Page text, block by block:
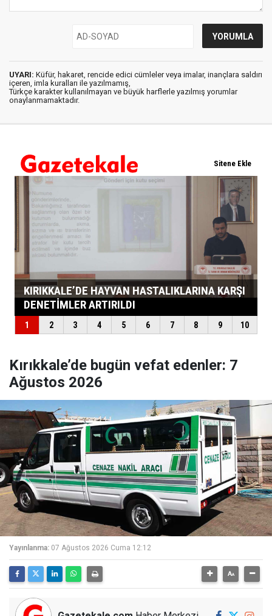
UYARI: Küfür, hakaret, rencide edici cümleler veya imalar, inançlara saldırı
içeren, imla kuralları ile yazılmamış,
Türkçe karakter kullanılmayan ve büyük harflerle yazılmış yorumlar
onaylanmamaktadır.
Kırıkkale’de bugün vefat edenler: 7
Ağustos 2026
Yayınlanma: 07 Ağustos 2026 Cuma 12:12